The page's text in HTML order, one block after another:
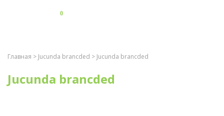
0
Главная > Jucunda brancded > Jucunda brancded
Jucunda brancded